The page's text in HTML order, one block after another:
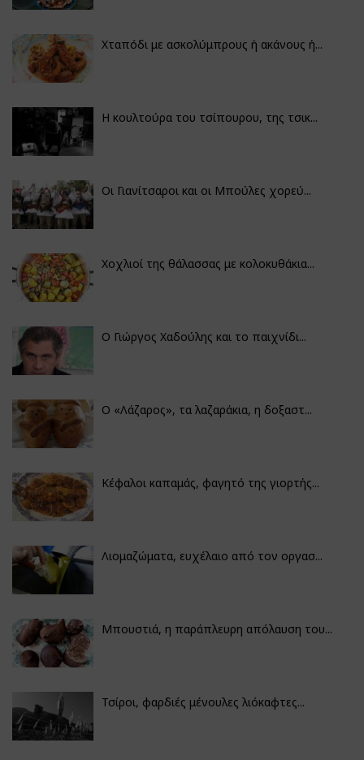
Χταπόδι με ασκολύμπρους ή ακάνους ή...
Η κουλτούρα του τσίπουρου, της τσικ...
Οι Γιανίτσαροι και οι Μπούλες χορεύ...
Χοχλιοί της θάλασσας με κολοκυθάκια...
Ο Γιώργος Χαδούλης και το παιχνίδι...
Ο «Λάζαρος», τα λαζαράκια, η δοξαστ...
Κέφαλοι καπαμάς, φαγητό της γιορτής...
Λιομαζώματα, ευχέλαιο από τον οργασ...
Μπουστιά, η παράπλευρη απόλαυση του...
Τσίροι, φαρδιές μένουλες λιόκαφτες...